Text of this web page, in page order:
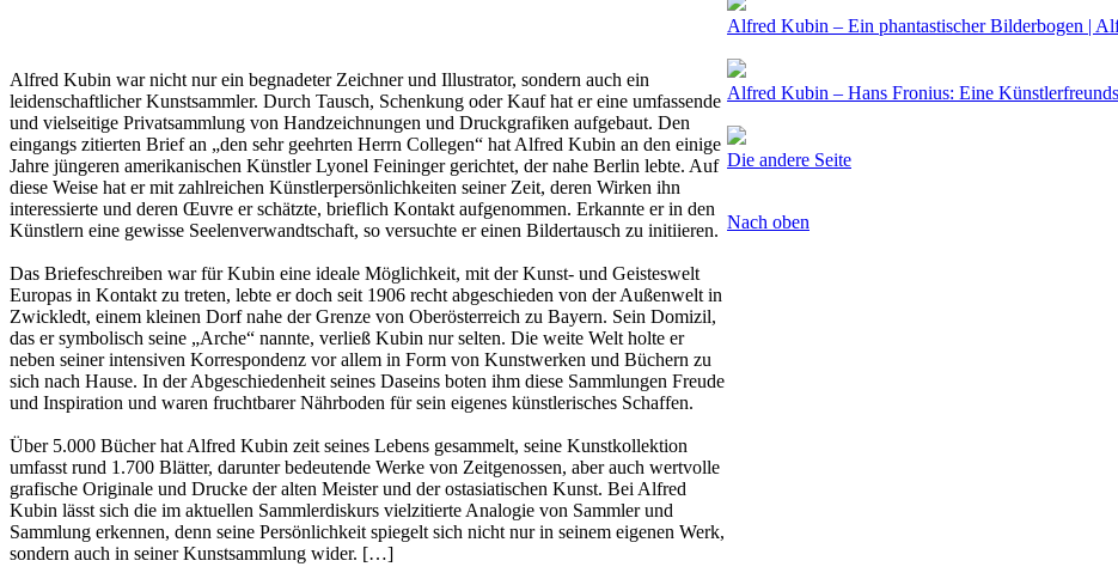
Alfred Kubin war nicht nur ein begnadeter Zeichner und Illustrator, sondern auch ein
leidenschaftlicher Kunstsammler. Durch Tausch, Schenkung oder Kauf hat er eine umfassende
und vielseitige Privatsammlung von Handzeichnungen und Druckgrafiken aufgebaut. Den
eingangs zitierten Brief an „den sehr geehrten Herrn Collegen“ hat Alfred Kubin an den einige
Jahre jüngeren amerikanischen Künstler Lyonel Feininger gerichtet, der nahe Berlin lebte. Auf
diese Weise hat er mit zahlreichen Künstlerpersönlichkeiten seiner Zeit, deren Wirken ihn
interessierte und deren Œuvre er schätzte, brieflich Kontakt aufgenommen. Erkannte er in den
Künstlern eine gewisse Seelenverwandtschaft, so versuchte er einen Bildertausch zu initiieren.
Das Briefeschreiben war für Kubin eine ideale Möglichkeit, mit der Kunst- und Geisteswelt
Europas in Kontakt zu treten, lebte er doch seit 1906 recht abgeschieden von der Außenwelt in
Zwickledt, einem kleinen Dorf nahe der Grenze von Oberösterreich zu Bayern. Sein Domizil,
das er symbolisch seine „Arche“ nannte, verließ Kubin nur selten. Die weite Welt holte er
neben seiner intensiven Korrespondenz vor allem in Form von Kunstwerken und Büchern zu
sich nach Hause. In der Abgeschiedenheit seines Daseins boten ihm diese Sammlungen Freude
und Inspiration und waren fruchtbarer Nährboden für sein eigenes künstlerisches Schaffen.
Über 5.000 Bücher hat Alfred Kubin zeit seines Lebens gesammelt, seine Kunstkollektion
umfasst rund 1.700 Blätter, darunter bedeutende Werke von Zeitgenossen, aber auch wertvolle
grafische Originale und Drucke der alten Meister und der ostasiatischen Kunst. Bei Alfred
Kubin lässt sich die im aktuellen Sammlerdiskurs vielzitierte Analogie von Sammler und
Sammlung erkennen, denn seine Persönlichkeit spiegelt sich nicht nur in seinem eigenen Werk,
sondern auch in seiner Kunstsammlung wider. […]
Alfred Kubin – Ein phantastischer Bilderbogen |
Alfred Kubin – Hans Fronius: Eine
Die andere Seite
Nach oben